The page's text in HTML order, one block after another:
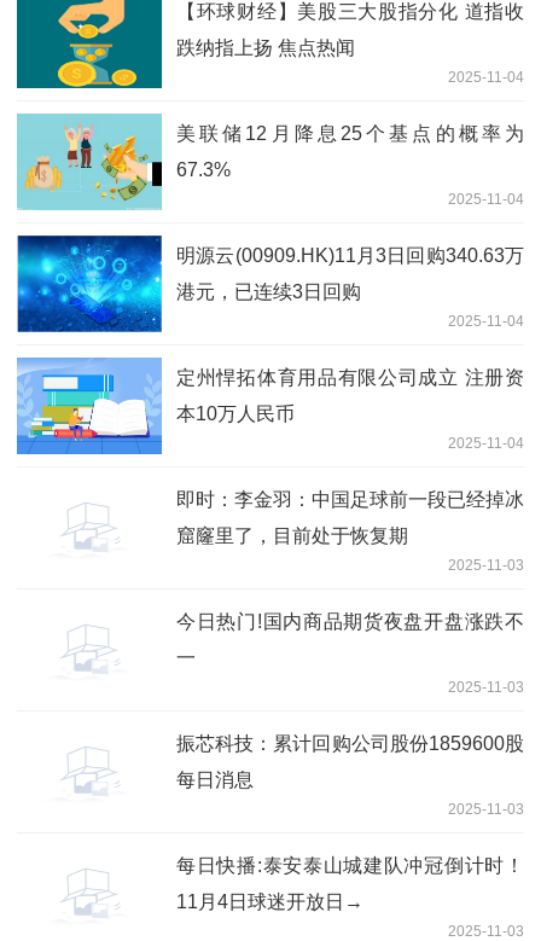
【环球财经】美股三大股指分化 道指收
跌纳指上扬 焦点热闻
2025-11-04
美联储12月降息25个基点的概率为
67.3%
2025-11-04
明源云(00909.HK)11月3日回购340.63万
港元，已连续3日回购
2025-11-04
定州悍拓体育用品有限公司成立 注册资
本10万人民币
2025-11-04
即时：李金羽：中国足球前一段已经掉冰
窟窿里了，目前处于恢复期
2025-11-03
今日热门!国内商品期货夜盘开盘涨跌不
一
2025-11-03
振芯科技：累计回购公司股份1859600股
每日消息
2025-11-03
每日快播:泰安泰山城建队冲冠倒计时！
11月4日球迷开放日→
2025-11-03